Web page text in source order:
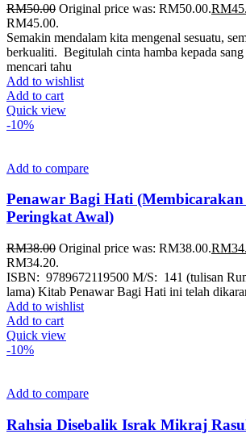
RM50.00 Original price was: RM50.00.RM
RM45.00.
Semakin mendalam kita mengenal sesuatu,
berkualiti. Begitulah cinta hamba kepada
mencari tahu
Add to wishlist
Add to cart
Quick view
-10%
Add to compare
Penawar Bagi Hati
Peringkat Awal)
RM38.00 Original price was: RM38.00.RM
RM34.20.
ISBN: 9789672119500 M/S: 141 (tulisan
lama) Kitab Penawar Bagi Hati ini telah
Add to wishlist
Add to cart
Quick view
-10%
Add to compare
Rahsia Disebalik Israk Mikraj